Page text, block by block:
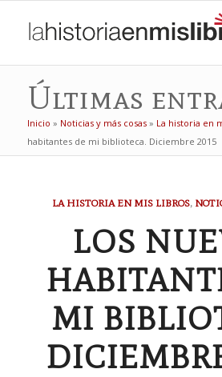
Últimas
Inicio » Noticias y más cosas» La historia en
habitantes de mi biblioteca. Diciembre 2015
LA HISTORIA EN MIS LIBROS,
LOS
MI